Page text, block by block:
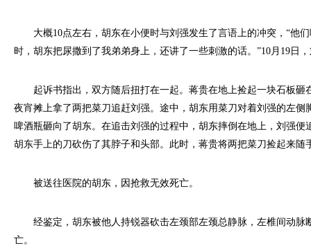
大概10点左右，胡东在小便时与刘强发生了言语上的冲突，“他们
时，胡东把尿撒到了我弟弟身上，还讲了一些刺激的话。”10月19日
起诉书指出，双方随后扭打在一起。蒋贵在地上捡起一块石板砸
夜宵摊上拿了两把菜刀追赶刘强。途中，胡东用菜刀对着刘强的左侧
啤酒瓶砸向了胡东。在追击刘强的过程中，胡东摔倒在地上，刘强便
胡东手上的刀砍伤了其脖子和头部。此时，蒋贵将两把菜刀捡起来随
被送往医院的胡东，因抢救无效死亡。
经鉴定，胡东被他人持锐器砍击左颈部左颈总静脉，左椎间动脉
亡。